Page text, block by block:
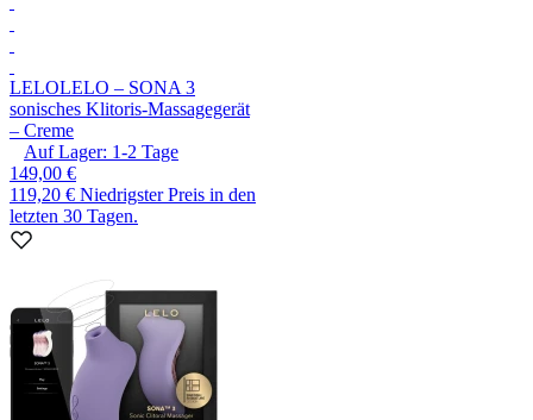
LELOLELO – SONA 3
sonisches Klitoris-Massagegerät
– Creme
Auf Lager: 1-2 Tage
149,00 €
119,20 € Niedrigster Preis in den
letzten 30 Tagen.